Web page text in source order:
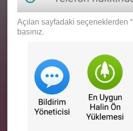
Açılan sayfadaki seçeneklerden “
basınız.